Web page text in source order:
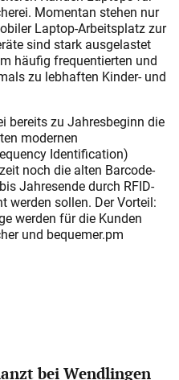
Momentan stehen nur
Laptop-Arbeitsplatz zur
sind stark ausgelastet
häufig frequentierten und
zu lebhaften Kinder- und
bereits zu Jahresbeginn die
modernen
Identification)
noch die alten Barcode-
Jahresende durch RFID-
werden sollen. Der Vorteil:
werden für die Kunden
und bequemer.pm
bei Wendlingen